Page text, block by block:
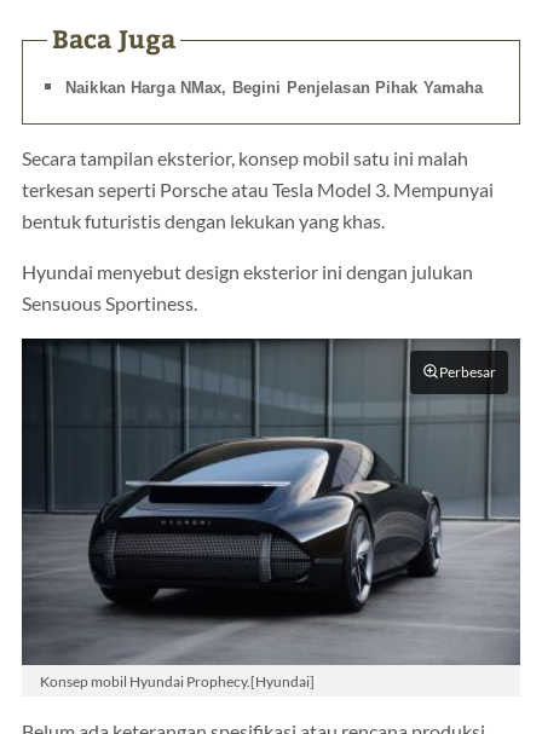
Baca Juga
Naikkan Harga NMax, Begini Penjelasan Pihak Yamaha
Secara tampilan eksterior, konsep mobil satu ini malah
terkesan seperti Porsche atau Tesla Model 3. Mempunyai
bentuk futuristis dengan lekukan yang khas.
Hyundai menyebut design eksterior ini dengan julukan
Sensuous Sportiness.
Perbesar
Konsep mobil Hyundai Prophecy.[Hyundai]